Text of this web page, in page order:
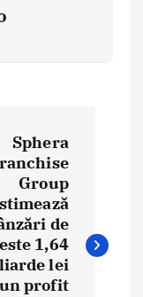
Sphera
Group
de
1,64
lei
profit